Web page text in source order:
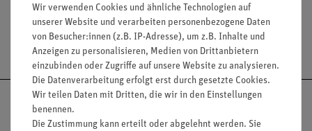
Versandkostenfrei ab 300,- €
Wir verwenden Cookies und ähnliche Technologien auf
unserer Website und verarbeiten personenbezogene Daten
von Besucher:innen (z.B. IP-Adresse), um z.B. Inhalte und
Anzeigen zu personalisieren, Medien von Drittanbietern
einzubinden oder Zugriffe auf unsere Website zu analysieren.
Die Datenverarbeitung erfolgt erst durch gesetzte Cookies.
Wir teilen Daten mit Dritten, die wir in den Einstellungen
benennen.
Die Zustimmung kann erteilt oder abgelehnt werden. Sie